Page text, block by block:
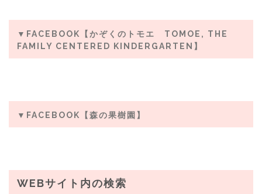
▼FACEBOOK【かぞくのトモエ TOMOE, THE
FAMILY CENTERED KINDERGARTEN】
▼FACEBOOK【森の果樹園】
WEBサイト内の検索